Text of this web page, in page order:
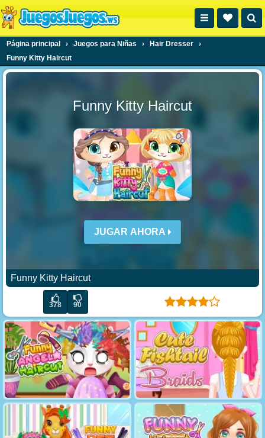
Página principal › Juegos para Niñas › Hair Dresser
›
Funny Kitty Haircut
Funny Kitty Haircut
JUGAR AHORA
Funny Kitty Haircut
378 90